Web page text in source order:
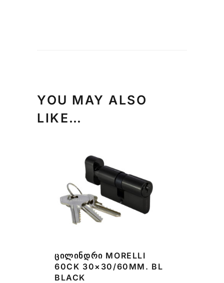
YOU MAY ALSO
LIKE…
ᲪᲘᲚᲘᲜᲓᲠᲘ MORELLI
60CK 30×30/60MM. BL
BLACK